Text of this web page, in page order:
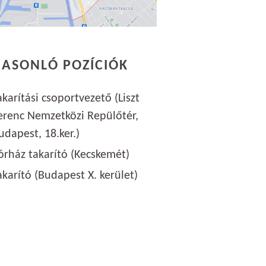
POZÍCIÓK
csoportvezető (Liszt
Nemzetközi Repülőtér,
18.ker.)
takarító (Kecskemét)
(Budapest X. kerület)